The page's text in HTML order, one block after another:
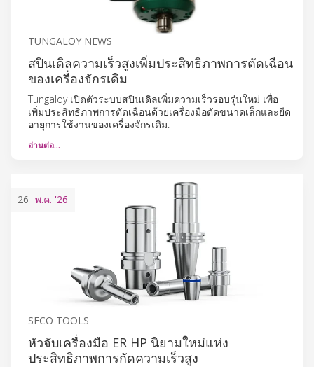
TUNGALOY NEWS
สปินเดิลความเร็วสูงเพิ่มประสิทธิภาพการตัดเฉือน
ของเครื่องจักรเดิม
Tungaloy เปิดตัวระบบสปินเดิลเพิ่มความเร็วรอบรุ่นใหม่ เพื่อ
เพิ่มประสิทธิภาพการตัดเฉือนด้วยเครื่องมือตัดขนาดเล็กและยืด
อายุการใช้งานของเครื่องจักรเดิม.
อ่านต่อ…
26 พ.ค. '26
SECO TOOLS
หัวจับเครื่องมือ ER HP นิยามใหม่แห่ง
ประสิทธิภาพการกัดความเร็วสูง